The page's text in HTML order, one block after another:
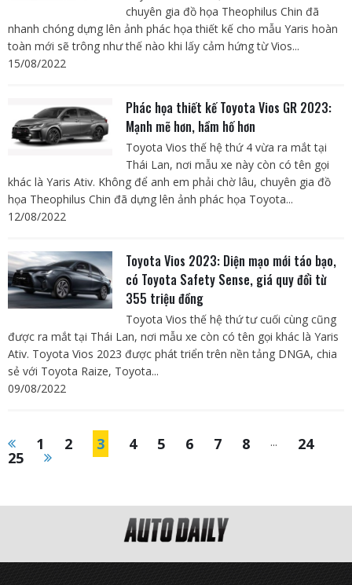
chuyên gia đồ họa Theophilus Chin đã
nhanh chóng dựng lên ảnh phác họa thiết kế cho mẫu Yaris hoàn
toàn mới sẽ trông như thế nào khi lấy cảm hứng từ Vios...
15/08/2022
Phác họa thiết kế Toyota Vios GR 2023:
Mạnh mẽ hơn, hầm hố hơn
Toyota Vios thế hệ thứ 4 vừa ra mắt tại
Thái Lan, nơi mẫu xe này còn có tên gọi
khác là Yaris Ativ. Không để anh em phải chờ lâu, chuyên gia đồ
họa Theophilus Chin đã dựng lên ảnh phác họa Toyota...
12/08/2022
Toyota Vios 2023: Diện mạo mới táo bạo,
có Toyota Safety Sense, giá quy đổi từ
355 triệu đồng
Toyota Vios thế hệ thứ tư cuối cùng cũng
được ra mắt tại Thái Lan, nơi mẫu xe còn có tên gọi khác là Yaris
Ativ. Toyota Vios 2023 được phát triển trên nền tảng DNGA, chia
sẻ với Toyota Raize, Toyota...
09/08/2022
1 2 3 4 5 6 7 8 ... 24
25